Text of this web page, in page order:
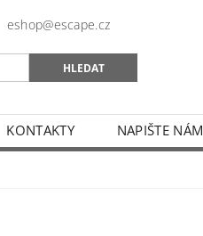
eshop@escape.cz
KONTAKTY NAPIŠTE NÁM